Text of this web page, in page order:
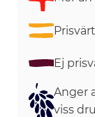
Prisvärt
Ej
Anger
viss